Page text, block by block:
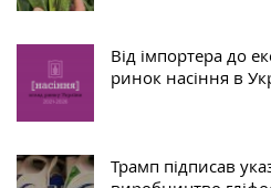
Від імпортера до
ринок насіння в
Трамп підписав